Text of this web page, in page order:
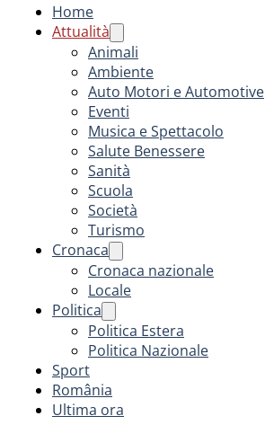
Home
Attualità
Animali
Ambiente
Auto Motori e Automotive
Eventi
Musica e Spettacolo
Salute Benessere
Sanità
Scuola
Società
Turismo
Cronaca
Cronaca nazionale
Locale
Politica
Politica Estera
Politica Nazionale
Sport
România
Ultima ora